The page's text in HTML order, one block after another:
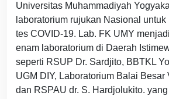
Universitas Muhammadiyah
laboratorium rujukan Nasional untuk
tes COVID-19. Lab. FK UMY
enam laboratorium di Daerah
seperti RSUP Dr. Sardjito, BBTKL
UGM DIY, Laboratorium Balai Besar
dan RSPAU dr. S. Hardjolukito.